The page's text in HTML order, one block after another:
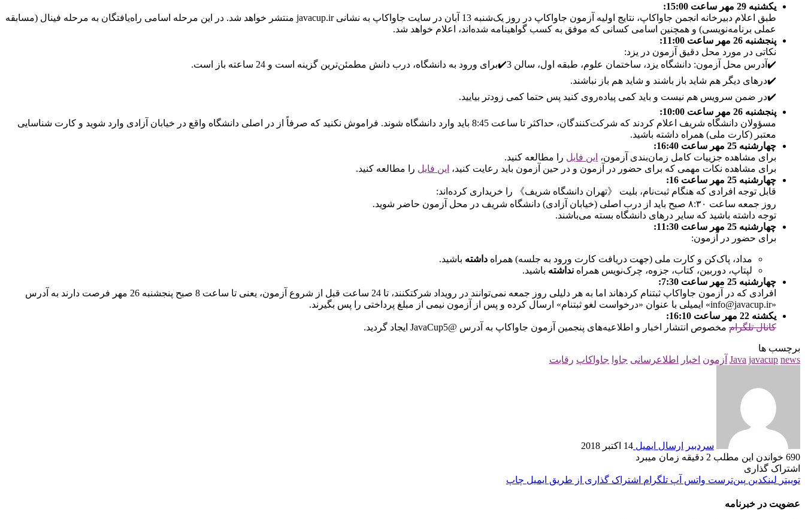
یکشنبه 29 مهر ساعت 15:00:
طبق اعلام دبیرخانه انجمن جاواکاپ، نتایج اولیه آزمون جاواکاپ در روز یک‌شنبه 13 آبان در سایت جاواکاپ به نشانی javacup.ir منتشر خواهد شد. در این مرحله اسامی راه‌یافتگان به مرحله فینال (مسابقه
عملی برنامه‌نویسی) و همچنین اسامی کسانی که موفق به کسب گواهینامه شده‌اند، اعلام خواهد شد.
پنجشنبه 26 مهر ساعت 11:00:
نکاتی در مورد محل دقیق آزمون در یزد:
✔️آدرس محل آزمون: دانشگاه یزد، ساختمان علوم، طبقه اول، سالن 3✔️برای ورود به دانشگاه، درب دانش مطمئن‌ترین گزینه است و 24 ساعته باز است.
✔️درهای دیگر هم شاید باز باشند و شاید هم باز نباشند.
✔️در ضمن سرویس هم نیست و باید کمی پیاده‌روی کنید پس حتما کمی زودتر بیایید.
پنجشنبه 26 مهر ساعت 10:00:
مسؤولان دانشگاه شریف اعلام کردند که شرکت‌کنندگان، حداکثر تا ساعت 8:45 باید وارد دانشگاه شوند. فراموش نکنید که صرفاً از در اصلی دانشگاه واقع در خیابان آزادی وارد شوید و کارت شناسایی
معتبر (کارت ملی) همراه داشته باشید.
چهارشنبه 25 مهر ساعت 16:40:
برای مشاهده جزییات کامل زمان‌بندی آزمون، این فایل را مطالعه کنید.
برای مشاهده نکات مهمی که برای حضور در آزمون و در حین آزمون باید رعایت کنید، این فایل را مطالعه کنید.
چهارشنبه 25 مهر ساعت 16:
قابل توجه افرادی که هنگام ثبت‌نام، بلیت 《تهران دانشگاه شریف》 را خریداری کرده‌اند:
روز جمعه ساعت ۸:۳۰ صبح باید از درب اصلی (خیابان آزادی) دانشگاه شریف در محل آزمون حاضر شوید.
توجه داشته باشید که سایر درهای دانشگاه بسته می‌باشند.
چهارشنبه 25 مهر ساعت 11:30:
برای حضور در آزمون:
مداد، پاک‌کن و کارت ملی (جهت دریافت کارت ورود به جلسه) همراه داشته باشید.
لپتاپ، دوربین، کتاب، جزوه، چرک‌نویس همراه نداشته باشید.
چهارشنبه 25 مهر ساعت 7:30:
افرادی که در آزمون جاواکاپ ثبت‎نام کرده‎اند اما به هر دلیلی روز جمعه نمی‌توانند در رویداد شرکت‎کنند، تا 24 ساعت قبل از شروع آزمون، یعنی تا ساعت 8 صبح پنجشنبه 26 مهر فرصت دارند به آدرس
«info@javacup.ir» ایمیلی با عنوان «درخواست لغو ثبت‎نام» ارسال کرده و پس از آزمون نیمی از مبلغ پرداختی را پس بگیرند.
یکشنه 22 مهر ساعت 16:10:
کانال تلگرام مخصوص انتشار اخبار و اطلاعیه‌های پنجمین آزمون جاواکاپ به آدرس @JavaCup5 ایجاد گردید.
برچسب ها
Java javacup news آزمون اخبار اطلاعرسانی جاوا جاواکاپ رقابت
سردبیر ارسال ایمیل 14 اکتبر 2018
690 خواندن این مطلب 2 دقیقه زمان می‎برد
اشتراک گذاری
توییتر لینکدین ‫پین‌ترست واتس آپ تلگرام اشتراک گذاری از طریق ایمیل چاپ
عضویت در خبرنامه